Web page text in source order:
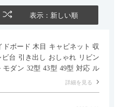
表示：新しい順
ドボード 木目 キャビネット 収
台 引き出し おしゃれ リビン
ダン 32型 43型 49型 対応 ル
詳細を見る